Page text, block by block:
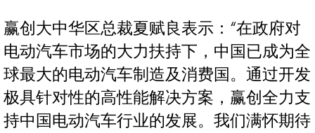
赢创大中华区总裁夏赋良表示：“在政府对
电动汽车市场的大力扶持下，中国已成为全
球最大的电动汽车制造及消费国。通过开发
极具针对性的高性能解决方案，赢创全力支
持中国电动汽车行业的发展。我们满怀期待